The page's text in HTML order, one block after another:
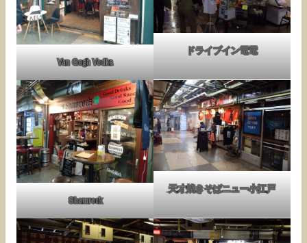
Van Gogh Vodka
ドライブイン電電
Shamrock
天才焼きそばニュー小江戸